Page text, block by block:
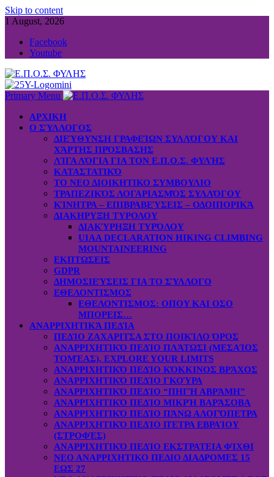
Skip to content
1 August, 2026
Facebook
Youtube
Primary Menu
ΑΡΧΙΚΗ
Ο ΣΎΛΛΟΓΟΣ
ΔΙΕΎΘΥΝΣΗ ΓΡΑΦΕΊΩΝ ΣΥΛΛΌΓΟΥ ΚΑΙ
ΧΆΡΤΗΣ ΠΡΌΣΒΑΣΗΣ
ΛΊΓΑ ΛΌΓΙΑ ΓΙΑ ΤΟΝ Ε.Π.Ο.Σ. ΦΥΛΉΣ
ΚΑΤΑΣΤΑΤΙΚΌ
ΤΟ ΝΕΟ ΔΙΟΙΚΗΤΙΚΟ ΣΥΜΒΟΥΛΙΟ
ΤΡΑΠΕΖΙΚΌΣ ΛΟΓΑΡΙΑΣΜΌΣ ΣΥΛΛΌΓΟΥ
ΚΊΝΗΤΡΑ – ΕΠΙΒΡΑΒΕΎΣΕΙΣ – ΟΔΟΙΠΟΡΙΚΆ
ΔΙΑΚΗΡΥΞΗ ΤΥΡΟΛΟΥ
ΔΙΑΚΎΡΗΞΗ ΤΥΡΌΛΟΥ
UIAA DECLARATION HIKING CLIMBING
MOUNTAINEERING
ΕΚΠΤΩΣΕΙΣ
GDPR
ΔΗΜΟΣΙΕΎΣΕΙΣ ΓΙΑ ΤΟ ΣΎΛΛΟΓΟ
ΕΘΕΛΟΝΤΙΣΜΟΣ
ΕΘΕΛΟΝΤΙΣΜΟΣ: OΠOY KAI ΟΣΟ
ΜΠΟΡΕΙΣ…
ΑΝΑΡΡΙΧΗΤΙΚΆ ΠΕΔΊΑ
ΠΕΔΊΟ ΖΑΧΑΡΙΤΣΑ ΣΤΟ ΠΟΙΚΊΛΟ ΌΡΟΣ
ΑΝΑΡΡΙΧΗΤΙΚΌ ΠΕΔΊΟ ΠΛΆΤΩΣΙ (ΜΕΣΑΊΟΣ
ΤΟΜΈΑΣ), EXPLORE YOUR LIMITS
ΑΝΑΡΡΙΧΗΤΙΚΌ ΠΕΔΊΟ ΚΌΚΚΙΝΟΣ ΒΡΆΧΟΣ
ΑΝΑΡΡΙΧΗΤΙΚΌ ΠΕΔΊΟ ΓΚΟΎΡΑ
ΑΝΑΡΡΙΧΗΤΙΚΌ ΠΕΔΊΟ “ΠΗΓΉ ΑΒΡΆΜΗ”
ΑΝΑΡΡΙΧΗΤΙΚΌ ΠΕΔΊΟ ΜΙΚΡΉ ΒΑΡΆΣΟΒΑ
ΑΝΑΡΡΙΧΗΤΙΚΌ ΠΕΔΊΟ ΠΆΝΩ ΑΛΟΓΌΠΕΤΡΑ
ΑΝΑΡΡΙΧΗΤΙΚΌ ΠΕΔΊΟ ΠΈΤΡΑ ΕΒΡΑΊΟΥ
(ΣΤΡΟΦΈΣ)
ΑΝΑΡΡΙΧΗΤΙΚΌ ΠΕΔΊΟ ΕΚΣΤΡΑΤΕΙΑ ΦΊΧΘΙ
ΝΕΟ ΑΝΑΡΡΙΧΗΤΙΚΟ ΠΕΔΙΟ ΔΙΑΔΡΟΜΕΣ 15
ΕΩΣ 27